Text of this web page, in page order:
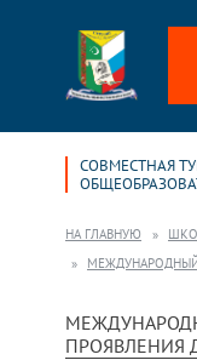
СОВМЕСТНАЯ
НА ГЛАВНУЮ
ПРОЯВЛЕНИЯ